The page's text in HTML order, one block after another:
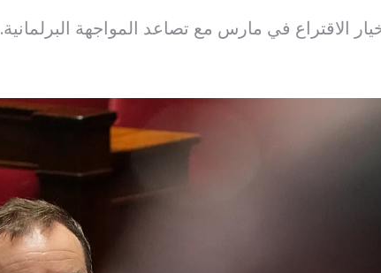
الاقتراع في مارس مع تصاعد المواجهة البرلمانية.